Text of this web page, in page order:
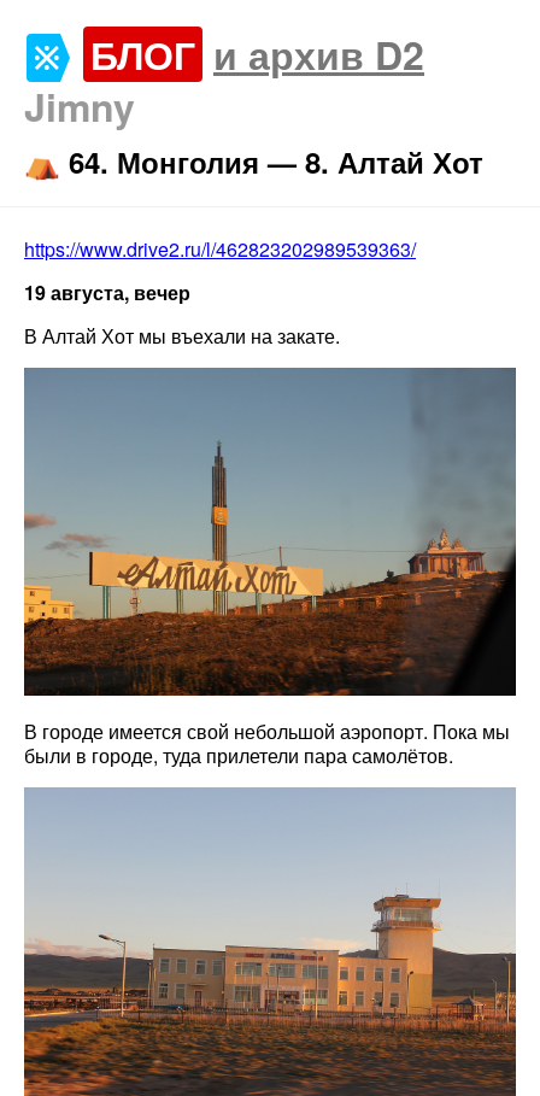
БЛОГ и архив D2
Jimny
⛺️ 64. Монголия — 8. Алтай Хот
https://www.drive2.ru/l/462823202989539363/
19 августа, вечер
В Алтай Хот мы въехали на закате.
В городе имеется свой небольшой аэропорт. Пока мы
были в городе, туда прилетели пара самолётов.